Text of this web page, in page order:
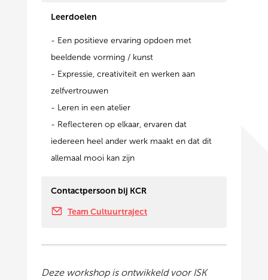
Leerdoelen
- Een positieve ervaring opdoen met
beeldende vorming / kunst
- Expressie, creativiteit en werken aan
zelfvertrouwen
- Leren in een atelier
- Reflecteren op elkaar, ervaren dat
iedereen heel ander werk maakt en dat dit
allemaal mooi kan zijn
Contactpersoon bij KCR
Team Cultuurtraject
Deze workshop is ontwikkeld voor ISK